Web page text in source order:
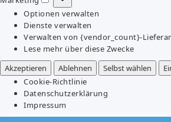
Marketing
Optionen verwalten
Dienste verwalten
Verwalten von {vendor_count}-
Lese mehr über diese Zwecke
Akzeptieren
Ablehnen Selbst wählen
Cookie-Richtlinie
Datenschutzerklärung
Impressum